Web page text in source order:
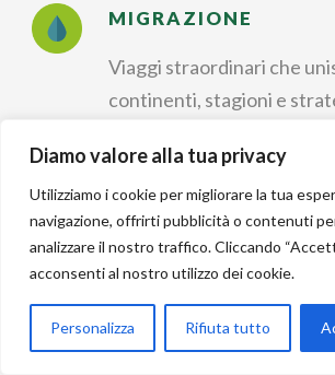
Diamo valore alla tua privacy
Utilizziamo i cookie per migliorare la tua
navigazione, offrirti pubblicità o contenuti
analizzare il nostro traffico. Cliccando
acconsenti al nostro utilizzo dei cookie.
Personalizza Rifiuta tutto
MIGRAZIONE
Viaggi straordinari che
continenti, stagioni e
IDENTIFICAZIONE
Riconoscere forme, colori
incontro nella natura.
–